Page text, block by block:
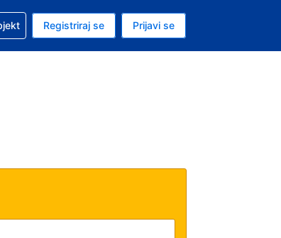
valuta EUR
trenutačni jezik Hrvatskom
svojom rezervacijom
Registriraj se Prijavi se